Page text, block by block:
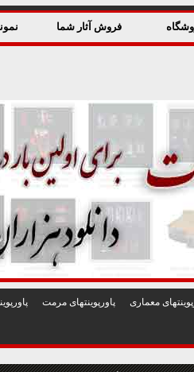
فروش آثار شما
معماری پاورپوينتهای مرمت